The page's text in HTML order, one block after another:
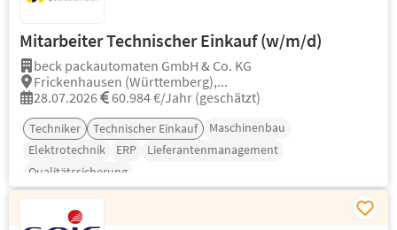
Mitarbeiter Technischer Einkauf (w/m/d)
beck packautomaten GmbH & Co. KG
Frickenhausen (Württemberg),...
28.07.2026
60.984 €/Jahr (geschätzt)
Techniker Technischer Einkauf
Maschinenbau
Elektrotechnik
ERP
Lieferantenmanagement
Qualitätssicherung